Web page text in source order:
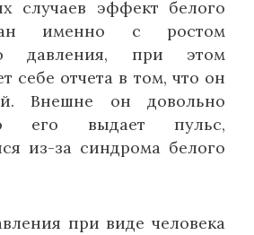
случаев эффект белого
именно с ростом
давления, при этом
себе отчета в том, что он
Внешне он довольно
его выдает пульс,
из-за синдрома белого
при виде человека